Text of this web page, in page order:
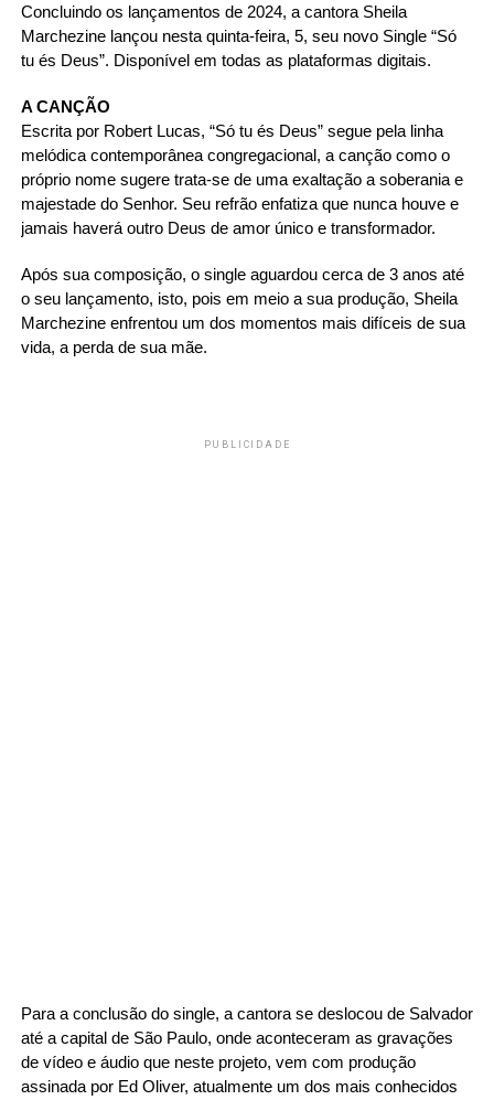
Concluindo os lançamentos de 2024, a cantora Sheila
Marchezine lançou nesta quinta-feira, 5, seu novo Single “Só
tu és Deus”. Disponível em todas as plataformas digitais.
A CANÇÃO
Escrita por Robert Lucas, “Só tu és Deus” segue pela linha
melódica contemporânea congregacional, a canção como o
próprio nome sugere trata-se de uma exaltação a soberania e
majestade do Senhor. Seu refrão enfatiza que nunca houve e
jamais haverá outro Deus de amor único e transformador.
Após sua composição, o single aguardou cerca de 3 anos até
o seu lançamento, isto, pois em meio a sua produção, Sheila
Marchezine enfrentou um dos momentos mais difíceis de sua
vida, a perda de sua mãe.
PUBLICIDADE
Para a conclusão do single, a cantora se deslocou de Salvador
até a capital de São Paulo, onde aconteceram as gravações
de vídeo e áudio que neste projeto, vem com produção
assinada por Ed Oliver, atualmente um dos mais conhecidos